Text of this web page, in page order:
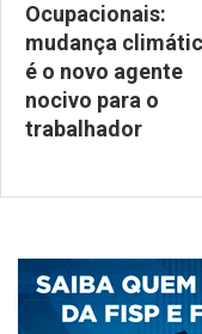
Ocupacionais:
mudança
é o novo agente
nocivo para o
trabalhador